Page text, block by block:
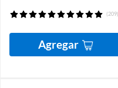
(209)
Agregar